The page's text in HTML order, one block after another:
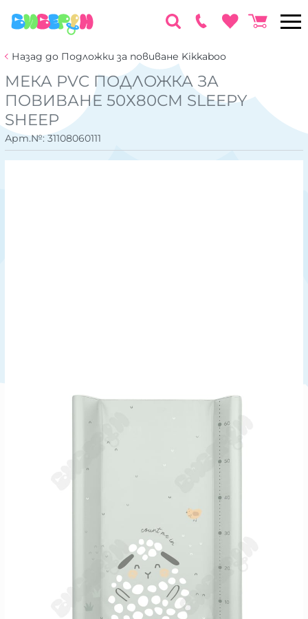
Назад до Подложки за повиване Kikkaboo
МЕКА PVC ПОДЛОЖКА ЗА
ПОВИВАНЕ 50Х80СМ SLEEPY
SHEEP
Арт.№:31108060111